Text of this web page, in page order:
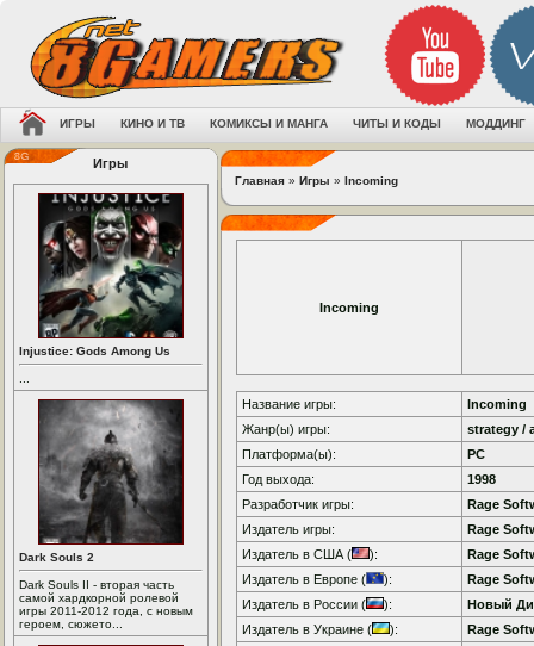
ИГРЫ КИНО И ТВ КОМИКСЫ И МАНГА ЧИТЫ И КОДЫ МОДДИНГ
Игры
Injustice: Gods Among Us
Dark Souls 2
Dark Souls II - вторая часть
самой хардкорной ролевой
игры 2011-2012 года, с новым
героем, сюжето...
Главная » Игры » Incoming
Incoming
Название игры:
Incoming
Жанр(ы) игры:
strategy /
Платформа(ы):
PC
Год выхода:
1998
Разработчик игры:
Rage
Издатель игры:
Rage
Издатель в США (
):
Rage
Издатель в Европе (
):
Rage
Издатель в России (
):
Новый
Издатель в Украине (
):
Rage